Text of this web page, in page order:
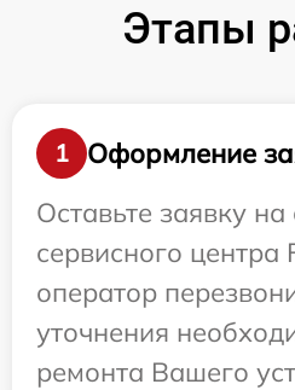
Этапы
1
Оформление
Оставьте заявку на
сервисного
оператор
уточнения
ремонта Вашего